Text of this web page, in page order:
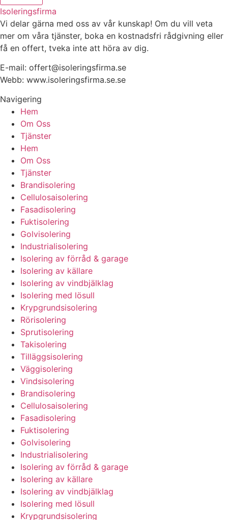
Isoleringsfirma
Vi delar gärna med oss av vår kunskap! Om du vill veta
mer om våra tjänster, boka en kostnadsfri rådgivning eller
få en offert, tveka inte att höra av dig.
E-mail: offert@isoleringsfirma.se
Webb: www.isoleringsfirma.se.se
Navigering
Hem
Om Oss
Tjänster
Hem
Om Oss
Tjänster
Brandisolering
Cellulosaisolering
Fasadisolering
Fuktisolering
Golvisolering
Industrialisolering
Isolering av förråd & garage
Isolering av källare
Isolering av vindbjälklag
Isolering med lösull
Krypgrundsisolering
Rörisolering
Sprutisolering
Takisolering
Tilläggsisolering
Väggisolering
Vindsisolering
Brandisolering
Cellulosaisolering
Fasadisolering
Fuktisolering
Golvisolering
Industrialisolering
Isolering av förråd & garage
Isolering av källare
Isolering av vindbjälklag
Isolering med lösull
Krypgrundsisolering